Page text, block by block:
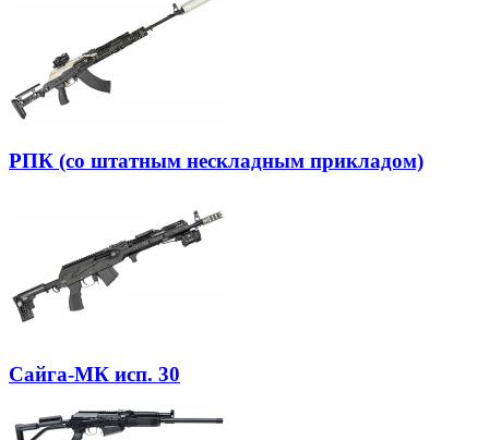
РПК (со штатным нескладным прикладом)
Сайга-МК исп. 30